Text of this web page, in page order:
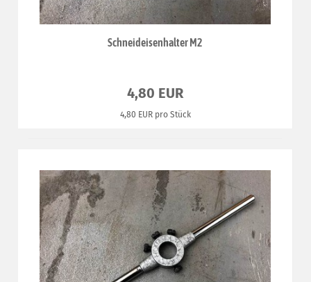
Schneideisenhalter M2
4,80 EUR
4,80 EUR pro Stück